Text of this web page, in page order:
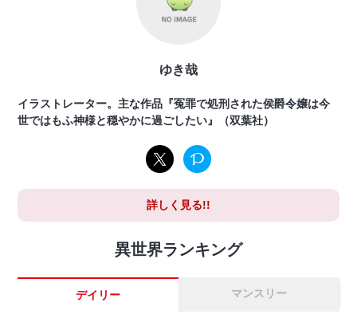
ゆき哉
イラストレーター。主な作品『冤罪で処刑された侯爵令嬢は今
世ではもふ神様と穏やかに過ごしたい』（双葉社）
詳しく見る!!
異世界ランキング
デイリー マンスリー